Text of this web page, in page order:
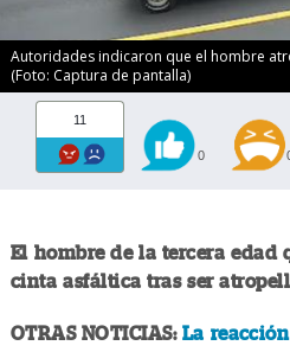
Autoridades indicaron que el hombre
(Foto: Captura de pantalla)
11
0
El hombre de la tercera edad
cinta asfáltica tras ser
OTRAS NOTICIAS: La